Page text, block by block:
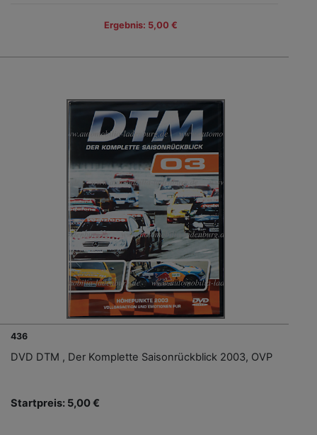
Ergebnis: 5,00 €
436
DVD DTM , Der Komplette Saisonrückblick 2003, OVP
Startpreis: 5,00 €